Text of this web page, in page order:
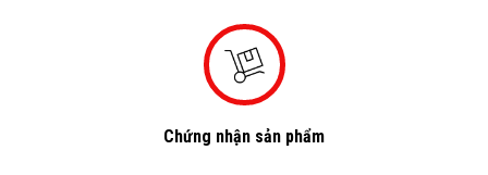
Chứng nhận sản phẩm